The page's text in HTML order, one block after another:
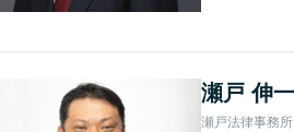
瀬戸 伸一
瀬戸法律事務所